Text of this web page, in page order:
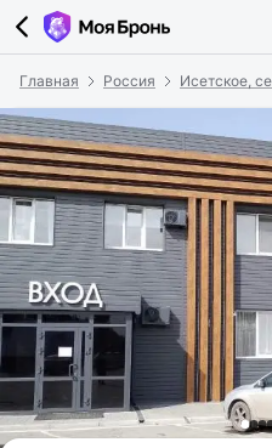
Главная Россия Исетское,